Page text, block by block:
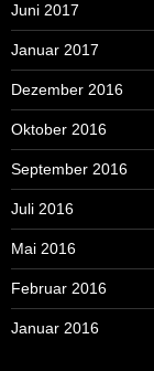
Juni 2017
Januar 2017
Dezember 2016
Oktober 2016
September 2016
Juli 2016
Mai 2016
Februar 2016
Januar 2016